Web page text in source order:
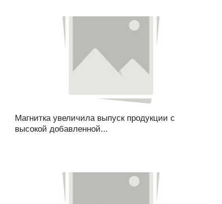
Магнитка увеличила выпуск продукции с
высокой добавленной...